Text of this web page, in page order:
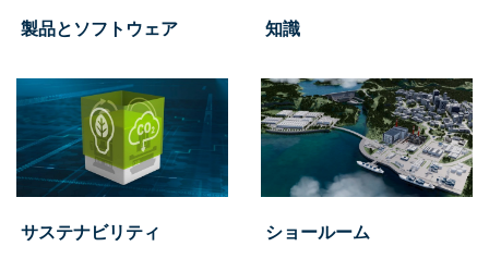
製品とソフトウェア 知識
サステナビリティ ショールーム